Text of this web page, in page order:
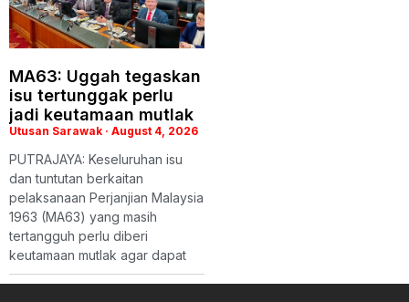
MA63: Uggah tegaskan
isu tertunggak perlu
jadi keutamaan mutlak
Utusan Sarawak August 4, 2026
​PUTRAJAYA: Keseluruhan isu
dan tuntutan berkaitan
pelaksanaan Perjanjian Malaysia
1963 (MA63) yang masih
tertangguh perlu diberi
keutamaan mutlak agar dapat